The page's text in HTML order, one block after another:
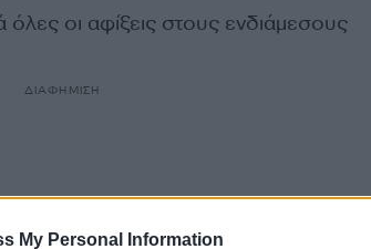
My Personal Information
όλες οι αφίξεις στους ενδιάμεσους
ΔΙΑΦΗΜΙΣΗ